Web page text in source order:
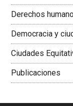
Derechos
Democracia y
Ciudades
Publicaciones